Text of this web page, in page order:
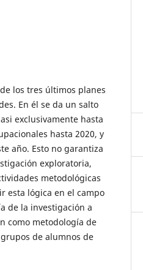
los tres últimos planes
En él se da un salto
exclusivamente hasta
hasta 2020, y
año. Esto no garantiza
exploratoria,
metodológicas
esta lógica en el campo
de la investigación a
como metodología de
de alumnos de